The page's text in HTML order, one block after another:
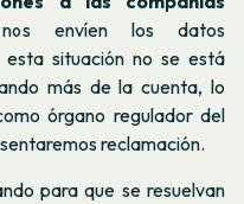
envíen los datos
situación no se está
más de la cuenta, lo
órgano regulador del
reclamación.
para que se resuelvan